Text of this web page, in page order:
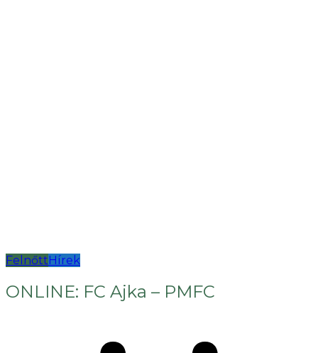
FelnőttHírek
ONLINE: FC Ajka – PMFC